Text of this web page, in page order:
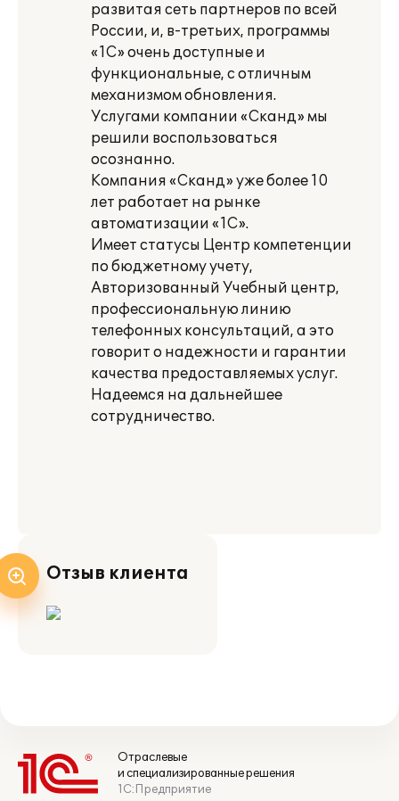
развитая сеть партнеров по всей
России, и, в-третьих, программы
«1С» очень доступные и
функциональные, с отличным
механизмом обновления.
Услугами компании «Сканд» мы
решили воспользоваться
осознанно.
Компания «Сканд» уже более 10
лет работает на рынке
автоматизации «1С».
Имеет статусы Центр компетенции
по бюджетному учету,
Авторизованный Учебный центр,
профессиональную линию
телефонных консультаций, а это
говорит о надежности и гарантии
качества предоставляемых услуг.
Надеемся на дальнейшее
сотрудничество.
Отзыв клиента
Отраслевые
и специализированные решения
1С:Предприятие